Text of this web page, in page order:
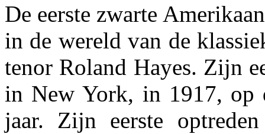
De eerste zwarte
in de wereld van de
tenor Roland Hayes. Zijn
in New York, in 1917, op
jaar. Zijn eerste